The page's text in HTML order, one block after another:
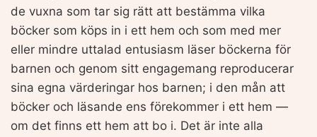
de vuxna som tar sig rätt att bestämma vilka
böcker som köps in i ett hem och som med mer
eller mindre uttalad entusiasm läser böckerna för
barnen och genom sitt engagemang reproducerar
sina egna värderingar hos barnen; i den mån att
böcker och läsande ens förekommer i ett hem —
om det finns ett hem att bo i. Det är inte alla